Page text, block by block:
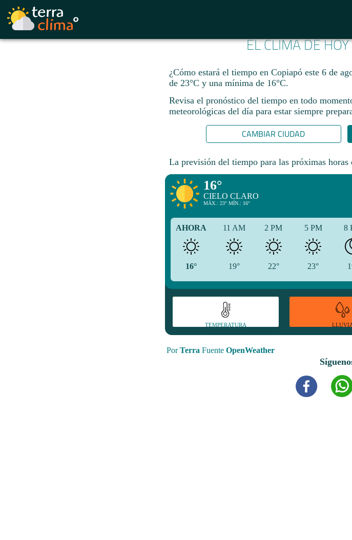
EL CLIMA DE
¿Cómo estará el tiempo en Copiapó este 6 de
de 23°C y una mínima de 16°C.
Revisa el pronóstico del tiempo en todo
meteorológicas del día para estar siempre
CAMBIAR CIUDAD
La previsión del tiempo para las próximas horas
16°
CIELO CLARO
MÁX.: 23° MÍN.: 16°
AHORA
16°
11 AM
19°
2 PM
22°
5 PM
23°
8
TEMPERATURA
PorTerra Fuente OpenWeather